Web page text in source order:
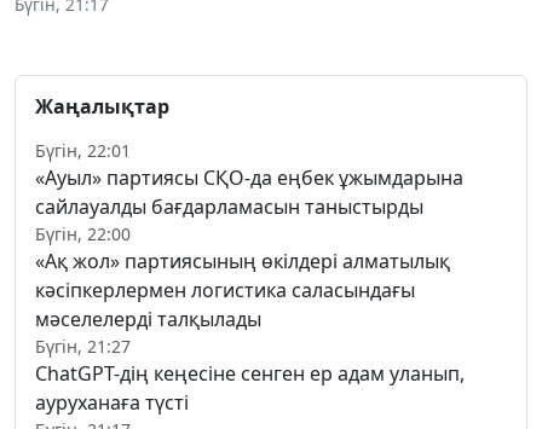
Жаңалықтар
Бүгін, 22:01
«Ауыл» партиясы СҚО-да еңбек ұжымдарына
сайлауалды бағдарламасын таныстырды
Бүгін, 22:00
«Ақ жол» партиясының өкілдері алматылық
кәсіпкерлермен логистика саласындағы
мәселелерді талқылады
Бүгін, 21:27
ChatGPT-дің кеңесіне сенген ер адам уланып,
ауруханаға түсті